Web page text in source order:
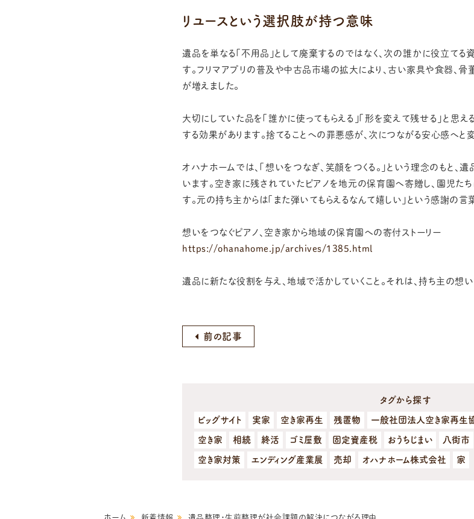
リユースという選択肢が持つ意味
遺品を単なる「不用品」として廃棄するのではなく、次の誰かに役立て
す。フリマアプリの普及や中古品市場の拡大により、古い家具や食器、
が増えました。
大切にしていた品を「誰かに使ってもらえる」「形を変えて残せる」と思え
する効果があります。捨てることへの罪悪感が、次につながる安心感へと
オハナホームでは、「想いをつなぎ、笑顔をつくる。」という理念のもと、
います。空き家に残されていたピアノを地元の保育園へ寄贈し、園児た
す。元の持ち主からは「また弾いてもらえるなんて嬉しい」という感謝の言
想いをつなぐピアノ、空き家から地域の保育園への寄付ストーリー
https://ohanahome.jp/archives/1385.html
遺品に新たな役割を与え、地域で活かしていくこと。それは、持ち主の想
前の記事
タグから探す
ビッグサイト 実家 空き家再生 残置物 一般社団法人空き家再生
空き家 相続 終活 ゴミ屋敷 固定資産税 おうちじまい 八街市
空き家対策 エンディング産業展 売却 オハナホーム株式会社 家